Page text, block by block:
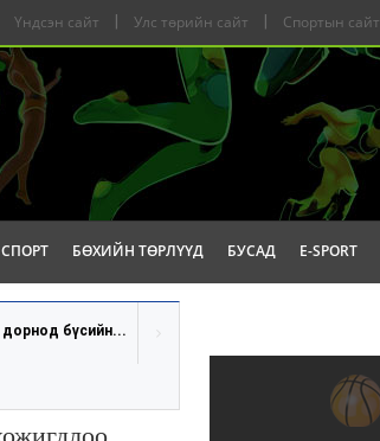
Үндсэн сайт Улс төрийн сайт Спортын сайт
БӨХИЙН ТӨРЛҮҮД БУСАД E-SPORT
бүсийн...